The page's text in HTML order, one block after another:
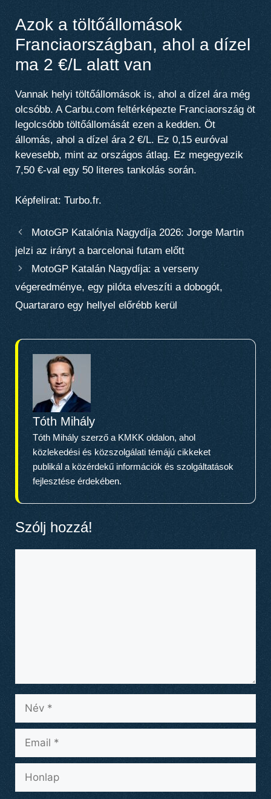
Azok a töltőállomások
Franciaországban, ahol a dízel
ma 2 €/L alatt van
Vannak helyi töltőállomások is, ahol a dízel ára még
olcsóbb. A Carbu.com feltérképezte Franciaország öt
legolcsóbb töltőállomását ezen a kedden. Öt
állomás, ahol a dízel ára 2 €/L. Ez 0,15 euróval
kevesebb, mint az országos átlag. Ez megegyezik
7,50 €-val egy 50 literes tankolás során.
Képfelirat: Turbo.fr.
MotoGP Katalónia Nagydíja 2026: Jorge Martin
jelzi az irányt a barcelonai futam előtt
MotoGP Katalán Nagydíja: a verseny
végeredménye, egy pilóta elveszíti a dobogót,
Quartararo egy hellyel előrébb kerül
Tóth Mihály
Tóth Mihály szerző a KMKK oldalon, ahol
közlekedési és közszolgálati témájú cikkeket
publikál a közérdekű információk és szolgáltatások
fejlesztése érdekében.
Szólj hozzá!
Név
Email
Honlap